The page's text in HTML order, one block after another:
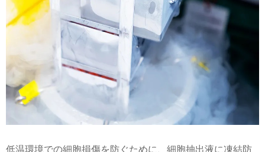
低温環境での細胞損傷を防ぐために、細胞抽出液に凍結防